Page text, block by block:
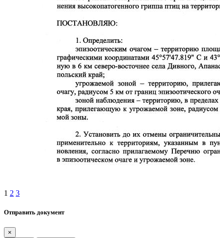
1 2 3
Отправить документ
×